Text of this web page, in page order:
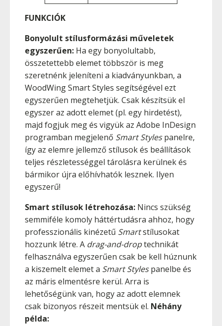
FUNKCIÓK
Bonyolult stílusformázási műveletek
egyszerűen: Ha egy bonyolultabb,
összetettebb elemet többször is meg
szeretnénk jeleníteni a kiadványunkban, a
WoodWing Smart Styles segítségével ezt
egyszerűen megtehetjük. Csak készítsük el
egyszer az adott elemet (pl. egy hirdetést),
majd fogjuk meg és vigyük az Adobe InDesign
programban megjelenő Smart Stylespanelre,
így az elemre jellemző stílusok és beállítások
teljes részletességgel tárolásra kerülnek és
bármikor újra előhívhatók lesznek. Ilyen
egyszerű!
Smart stílusok létrehozása: Nincs szükség
semmiféle komoly háttértudásra ahhoz, hogy
professzionális kinézetű Smartstílusokat
hozzunk létre. A drag-and-droptechnikát
felhasználva egyszerűen csak be kell húznunk
a kiszemelt elemet a Smart Stylespanelbe és
az máris elmentésre kerül. Arra is
lehetőségünk van, hogy az adott elemnek
csak bizonyos részeit mentsük el. Néhány
példa: